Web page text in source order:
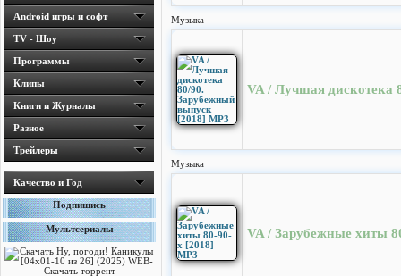
Android игры и софт
TV - Шоу
Программы
Клипы
Книги и Журналы
Разное
Трейлеры
Качество и Год
Подпишись
Мультсериалы
Музыка
VA / Лучшая дискотека
Музыка
VA / Зарубежные хиты